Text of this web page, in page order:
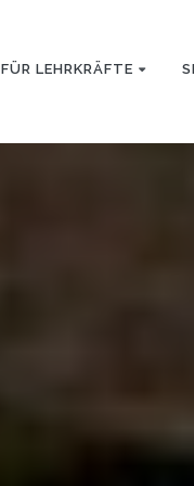
FÜR LEHRKRÄFTE